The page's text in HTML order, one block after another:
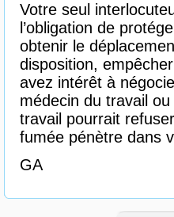
Votre seul
l’obligation de
obtenir le
disposition,
avez intérêt à
médecin du travail
travail pourrait
fumée pénètre dans
GA